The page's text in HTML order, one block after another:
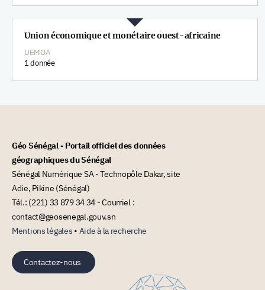
Union économique et monétaire ouest-africaine
UEMOA
1 donnée
Géo Sénégal - Portail officiel des données
géographiques du Sénégal
Sénégal Numérique SA - Technopôle Dakar, site
Adie, Pikine (Sénégal)
Tél.: (221) 33 879 34 34 - Courriel :
contact@geosenegal.gouv.sn
Mentions légales • Aide à la recherche
Contactez-nous